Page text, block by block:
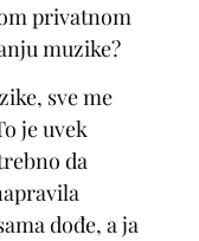
privatnom
muzike?
sve me
je uvek
da
dođe, a ja